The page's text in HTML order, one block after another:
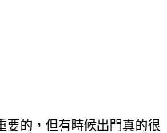
要的，但有時候出門真的很